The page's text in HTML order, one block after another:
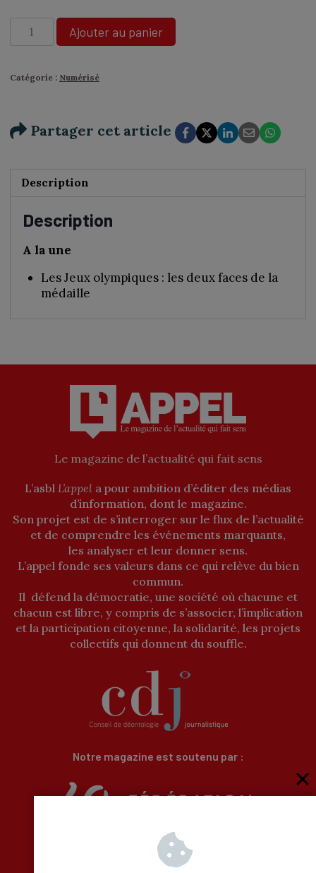
quantité
-
Raphaël
La
apprend
l'intérêt
monde
Numérique
Ajouter au panier
Catégorie : Numérisé
Partager cet article
Description
Description
A la une
Les Jeux olympiques : les deux faces de la
médaille
Le magazine de l’actualité qui fait sens
L’asbl L’appel a pour ambition d’éditer des médias
d’information, dont le magazine.
Son projet est de s’interroger sur le flux de l’actualité
et de comprendre les événements marquants,
les analyser et leur donner sens.
L’appel fonde ses valeurs dans ce qui relève du bien
commun.
Il défend la démocratie, une société où chacune et
chacun est libre, y compris de s’associer, l’implication
et la participation citoyenne, la solidarité, les projets
collectifs qui donnent du souffle.
Notre magazine est soutenu par :
Qui sommes-nous